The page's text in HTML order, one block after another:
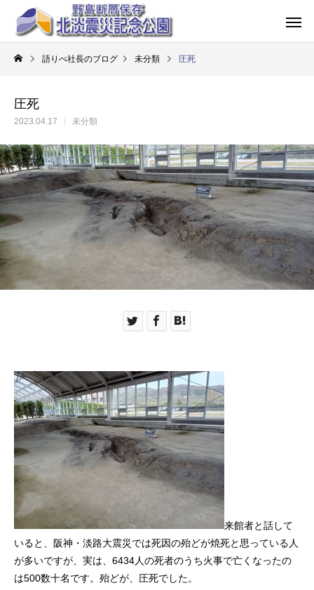
語りべ社長のブログ 未分類 圧死
圧死
2023.04.17 未分類
来館者と話して
いると、阪神・淡路大震災では死因の殆どが焼死と思っている人
が多いですが、実は、6434人の死者のうち火事で亡くなったの
は500数十名です。殆どが、圧死でした。